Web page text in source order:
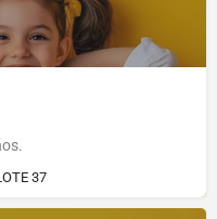
37